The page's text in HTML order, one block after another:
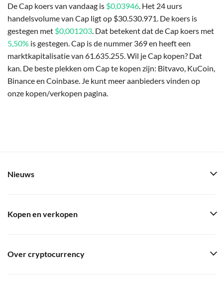
De Cap koers van vandaag is $0,03946. Het 24 uurs
handelsvolume van Cap ligt op $30.530.971. De koers is
gestegen met $0,001203. Dat betekent dat de Cap koers met
5,50% is gestegen. Cap is de nummer 369 en heeft een
marktkapitalisatie van 61.635.255. Wil je Cap kopen? Dat
kan. De beste plekken om Cap te kopen zijn: Bitvavo, KuCoin,
Binance en Coinbase. Je kunt meer aanbieders vinden op
onze kopen/verkopen pagina.
Nieuws
Kopen en verkopen
Over cryptocurrency